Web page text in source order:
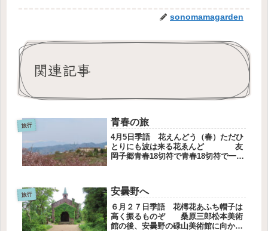
sonomamagarden
関連記事
旅行 青春の旅
4月5日季語 花えんどう（春）ただひ
とりにも波は来る花ゑんど 友
岡子郷青春18切符で青春18切符で一泊
齢は69歳、青春真っただ中です。手書
きで書いてくれた旅の予定表は...
旅行 安曇野へ
６月２７日季語 花樗花あふち帽子は
高く振るものぞ 桑原三郎松本美術
館の後、安曇野の碌山美術館に向かい